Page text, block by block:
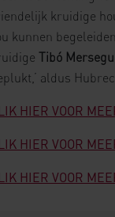
kruidige
kunnen
Tibó
aldus
HIER VOOR
HIER VOOR
HIER VOOR